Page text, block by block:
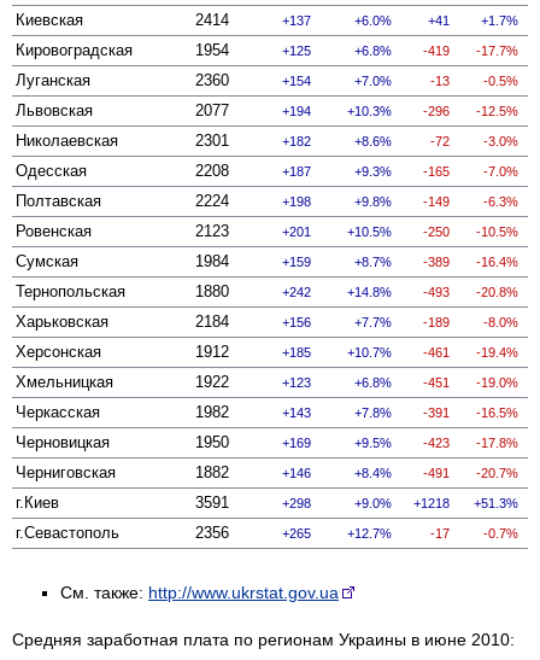
Киевская 2414 137 6.0% 41 1.7%
Кировоградская 1954 125 6.8% -419 -17.7%
Луганская 2360 154 7.0% -13 -0.5%
Львовская 2077 194 10.3% -296 -12.5%
Николаевская 2301 182 8.6% -72 -3.0%
Одесская 2208 187 9.3% -165 -7.0%
Полтавская 2224 198 9.8% -149 -6.3%
Ровенская 2123 201 10.5% -250 -10.5%
Сумская 1984 159 8.7% -389 -16.4%
Тернопольская 1880 242 14.8% -493 -20.8%
Харьковская 2184 156 7.7% -189 -8.0%
Херсонская 1912 185 10.7% -461 -19.4%
Хмельницкая 1922 123 6.8% -451 -19.0%
Черкасская 1982 143 7.8% -391 -16.5%
Черновицкая 1950 169 9.5% -423 -17.8%
Черниговская 1882 146 8.4% -491 -20.7%
г.Киев 3591 298 9.0% 1218 51.3%
г.Севастополь 2356 265 12.7% -17 -0.7%
См. также: http://www.ukrstat.gov.ua
Средняя заработная плата по регионам Украины в июне 2010: